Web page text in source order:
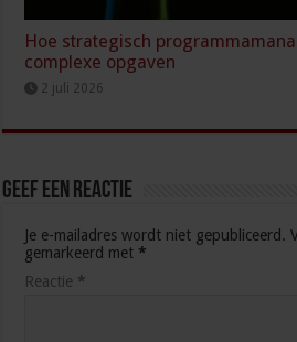
Hoe strategisch
complexe opgaven
2 juli 2026
Geef een reactie
Je e-mailadres wordt niet gepubliceerd.
gemarkeerd met *
Reactie *